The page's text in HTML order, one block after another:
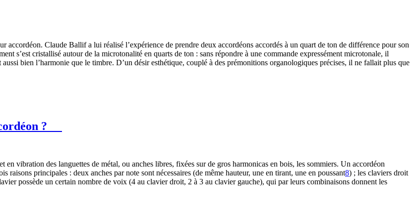
accordéon. Claude Ballif a lui réalisé l’expérience de prendre deux accordéons accordés à un quart de ton de différence pour son
s’est cristallisé autour de la microtonalité en quarts de ton : sans répondre à une commande expressément microtonale, il
bien l’harmonie que le timbre. D’un désir esthétique, couplé à des prémonitions organologiques précises, il ne fallait plus que
?
vibration des languettes de métal, ou anches libres, fixées sur de gros harmonicas en bois, les sommiers. Un accordéon
raisons principales : deux anches par note sont nécessaires (de même hauteur, une en tirant, une en poussant8) ; les claviers droit
possède un certain nombre de voix (4 au clavier droit, 2 à 3 au clavier gauche), qui par leurs combinaisons donnent les